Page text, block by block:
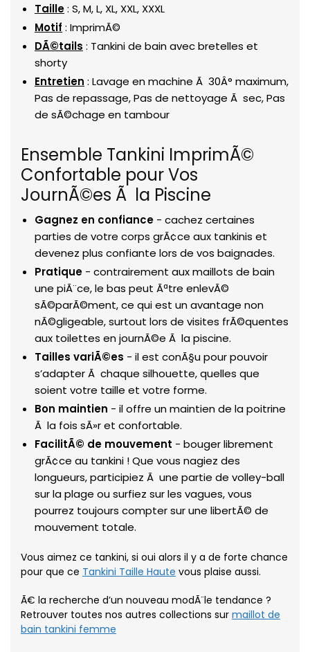
Taille: S, M, L, XL, XXL, XXXL
Motif : ImprimÃ©
DÃ©tails : Tankini de bain avec bretelles et
shorty
Entretien : Lavage en machine Ã 30Â° maximum,
Pas de repassage, Pas de nettoyage Ã sec, Pas
de sÃ©chage en tambour
Ensemble Tankini ImprimÃ©
Confortable pour Vos
JournÃ©es Ã la Piscine
Gagnez en confiance - cachez certaines
parties de votre corps grÃ¢ce aux tankinis et
devenez plus confiante lors de vos baignades.
Pratique - contrairement aux maillots de bain
une piÃ¨ce, le bas peut Ãªtre enlevÃ©
sÃ©parÃ©ment, ce qui est un avantage non
nÃ©gligeable, surtout lors de visites frÃ©quentes
aux toilettes en journÃ©e Ã la piscine.
Tailles variÃ©es - il est conÃ§u pour pouvoir
s’adapter Ã chaque silhouette, quelles que
soient votre taille et votre forme.
Bon maintien - il offre un maintien de la poitrine
Ã la fois sÃ»r et confortable.
FacilitÃ© de mouvement - bouger librement
grÃ¢ce au tankini ! Que vous nagiez des
longueurs, participiez Ã une partie de volley-ball
sur la plage ou surfiez sur les vagues, vous
pourrez toujours compter sur une libertÃ© de
mouvement totale.
Vous aimez ce tankini, si oui alors il y a de forte chance
pour que ce Tankini Taille Haute vous plaise aussi.
Ã€ la recherche d’un nouveau modÃ¨le tendance ?
Retrouver toutes nos autres collections sur maillot de
bain tankini femme